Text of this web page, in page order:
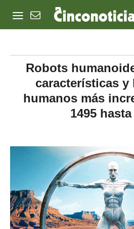
Robots
características
humanos más
1495